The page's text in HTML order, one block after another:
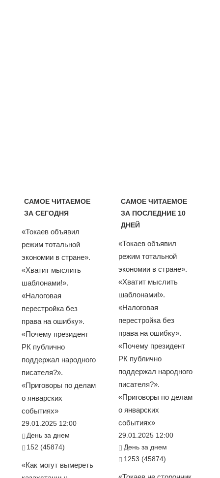
САМОЕ ЧИТАЕМОЕ
ЗА СЕГОДНЯ
«Токаев объявил
режим тотальной
экономии в стране».
«Хватит мыслить
шаблонами!».
«Налоговая
перестройка без
права на ошибку».
«Почему президент
РК публично
поддержал народного
писателя?».
«Приговоры по делам
о январских
событиях»
29.01.2025 12:00
День за днем
152 (45874)
«Как могут вымереть
САМОЕ ЧИТАЕМОЕ
ЗА ПОСЛЕДНИЕ 10
ДНЕЙ
«Токаев объявил
режим тотальной
экономии в стране».
«Хватит мыслить
шаблонами!».
«Налоговая
перестройка без
права на ошибку».
«Почему президент
РК публично
поддержал народного
писателя?».
«Приговоры по делам
о январских
событиях»
29.01.2025 12:00
День за днем
1253 (45874)